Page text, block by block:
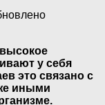
у себя
это связано с
иными